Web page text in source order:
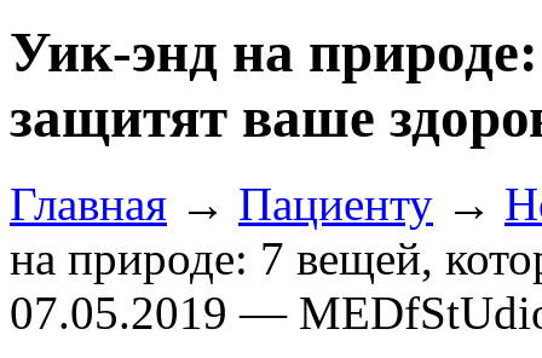
Уик-энд на
защитят ваше
Главная → Пациенту →
на природе: 7 вещей,
07.05.2019 —